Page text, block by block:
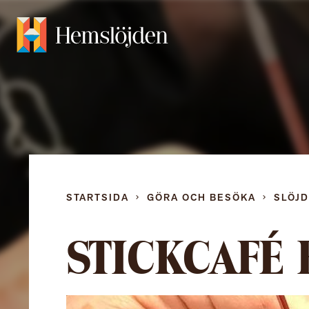
STARTSIDA GÖRA OCH BESÖKA
STICKCAFÉ